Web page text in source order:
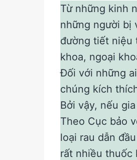
Từ những kinh
những người bị
đường tiết niệu
khoa, ngoại
Đối với những
chúng kích
Bởi vậy, nếu
Theo Cục bảo
loại rau dẫn
rất nhiều thuốc